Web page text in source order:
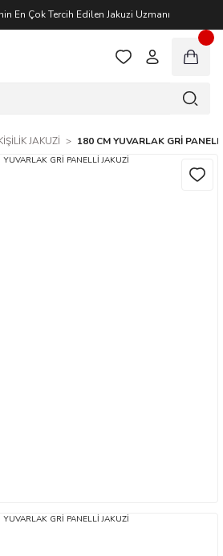
En Çok Tercih Edilen Jakuzi Uzmanı
JAKUZİ 180 CM YUVARLAK GRİ